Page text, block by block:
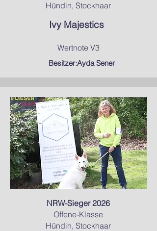
Hündin, Stockhaar
Ivy Majestics
Wertnote V3
Besitzer:Ayda Sener
NRW-Sieger 2026
Offene-Klasse
Hündin, Stockhaar